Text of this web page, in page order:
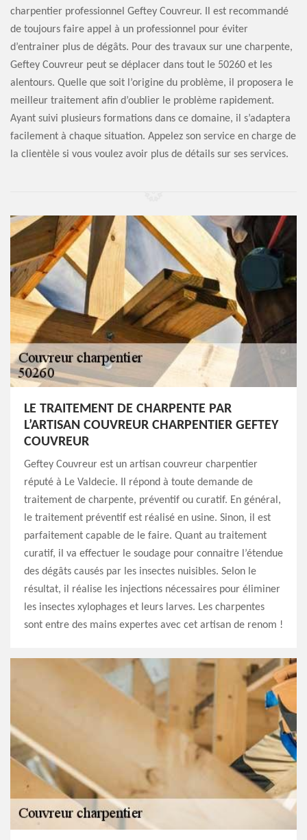
charpentier professionnel Geftey Couvreur. Il est recommandé
de toujours faire appel à un professionnel pour éviter
d’entrainer plus de dégâts. Pour des travaux sur une charpente,
Geftey Couvreur peut se déplacer dans tout le 50260 et les
alentours. Quelle que soit l’origine du problème, il proposera le
meilleur traitement afin d’oublier le problème rapidement.
Ayant suivi plusieurs formations dans ce domaine, il s’adaptera
facilement à chaque situation. Appelez son service en charge de
la clientèle si vous voulez avoir plus de détails sur ses services.
LE TRAITEMENT DE CHARPENTE PAR
L’ARTISAN COUVREUR CHARPENTIER GEFTEY
COUVREUR
Geftey Couvreur est un artisan couvreur charpentier
réputé à Le Valdecie. Il répond à toute demande de
traitement de charpente, préventif ou curatif. En général,
le traitement préventif est réalisé en usine. Sinon, il est
parfaitement capable de le faire. Quant au traitement
curatif, il va effectuer le soudage pour connaitre l’étendue
des dégâts causés par les insectes nuisibles. Selon le
résultat, il réalise les injections nécessaires pour éliminer
les insectes xylophages et leurs larves. Les charpentes
sont entre des mains expertes avec cet artisan de renom !